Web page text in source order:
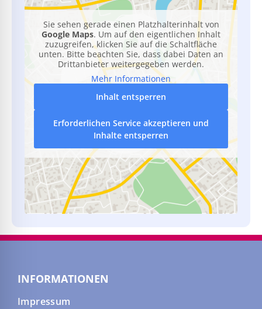
Sie sehen gerade einen Platzhalterinhalt von
Google Maps. Um auf den eigentlichen Inhalt
zuzugreifen, klicken Sie auf die Schaltfläche
unten. Bitte beachten Sie, dass dabei Daten an
Drittanbieter weitergegeben werden.
Mehr Informationen
Inhalt entsperren
Erforderlichen Service akzeptieren und
Inhalte entsperren
INFORMATIONEN
Impressum